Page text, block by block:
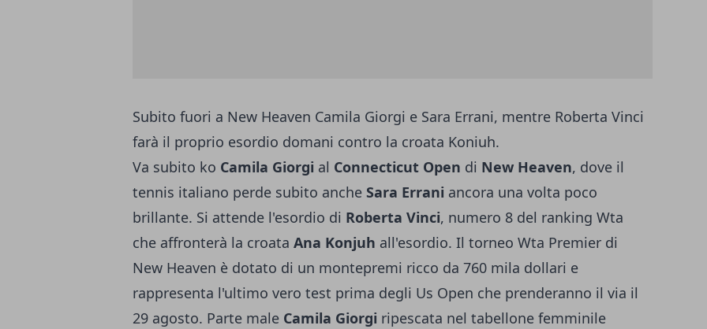
Subito fuori a New Heaven Camila Giorgi e Sara Errani, mentre Roberta Vinci
farà il proprio esordio domani contro la croata Koniuh.
Va subito ko Camila Giorgi al Connecticut Open di New Heaven, dove il
tennis italiano perde subito anche Sara Errani ancora una volta poco
brillante. Si attende l'esordio di Roberta Vinci, numero 8 del ranking Wta
che affronterà la croata Ana Konjuh all'esordio. Il torneo Wta Premier di
New Heaven è dotato di un montepremi ricco da 760 mila dollari e
rappresenta l'ultimo vero test prima degli Us Open che prenderanno il via il
29 agosto. Parte male Camila Giorgi ripescata nel tabellone femminile